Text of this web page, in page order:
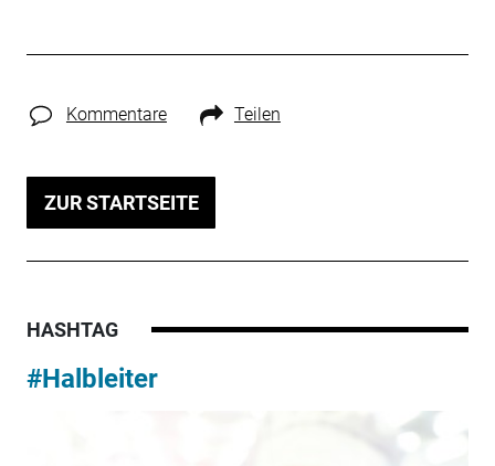
Kommentare Teilen
ZUR STARTSEITE
HASHTAG
#Halbleiter